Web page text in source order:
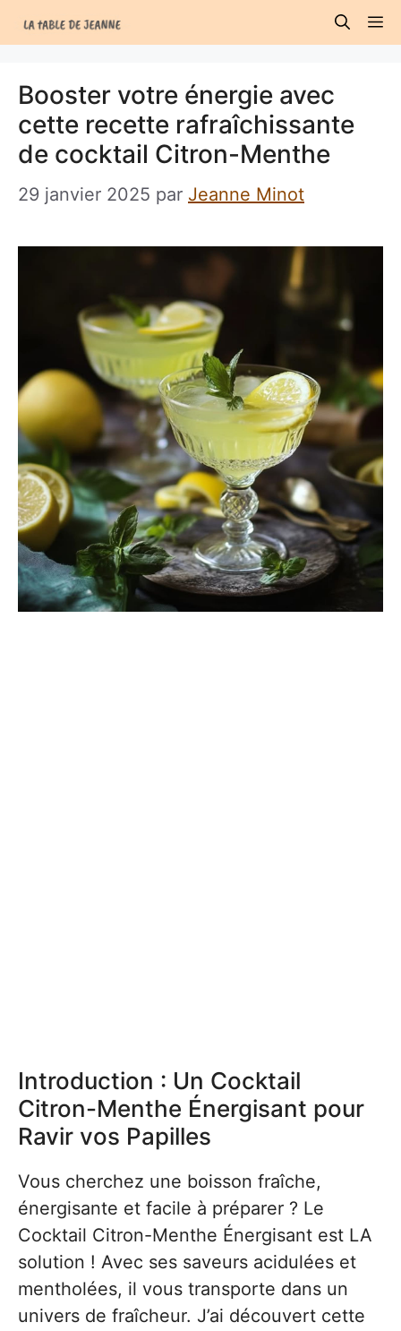
au
Booster votre énergie avec
cette recette rafraîchissante
de cocktail Citron-Menthe
29 janvier 2025 par Jeanne Minot
Introduction : Un Cocktail
Citron-Menthe Énergisant pour
Ravir vos Papilles
Vous cherchez une boisson fraîche,
énergisante et facile à préparer ? Le
Cocktail Citron-Menthe Énergisant est LA
solution ! Avec ses saveurs acidulées et
mentholées, il vous transporte dans un
univers de fraîcheur. J’ai découvert cette